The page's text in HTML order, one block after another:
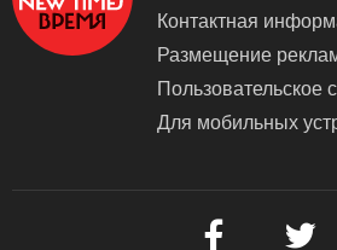
Контактная
Размещение
Пользовательское
Для мобильных